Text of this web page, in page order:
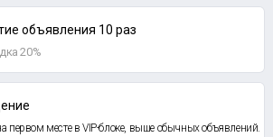
объявления 10 раз
20%
первом месте в VIP-блоке, выше обычных объявлений.